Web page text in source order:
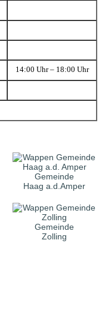
14:00 Uhr – 18:00 Uhr
Gemeinde
Haag a.d.Amper
Gemeinde
Zolling